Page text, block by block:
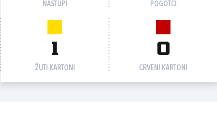
NASTUPI POGOTCI
1
ŽUTI KARTONI
0
CRVENI KARTONI